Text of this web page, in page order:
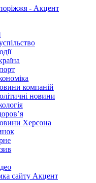
компаній
новини
Херсона
сайту Акцент